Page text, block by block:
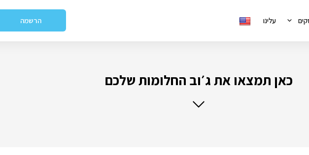
עלינו הרשמה
כאן תמצאו את ג׳וב החלומות שלכם